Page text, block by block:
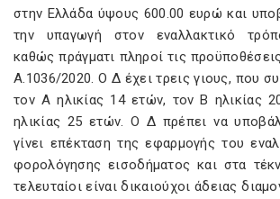
στην Ελλάδα ύψους 600.00 ευρώ και
την υπαγωγή στον εναλλακτικό
καθώς πράγματι πληροί τις
Α.1036/2020. Ο Δ έχει τρεις γιους, που
τον Α ηλικίας 14 ετών, τον Β ηλικίας
ηλικίας 25 ετών. Ο Δ πρέπει να
γίνει επέκταση της εφαρμογής του
φορολόγησης εισοδήματος και στα
τελευταίοι είναι δικαιούχοι άδειας